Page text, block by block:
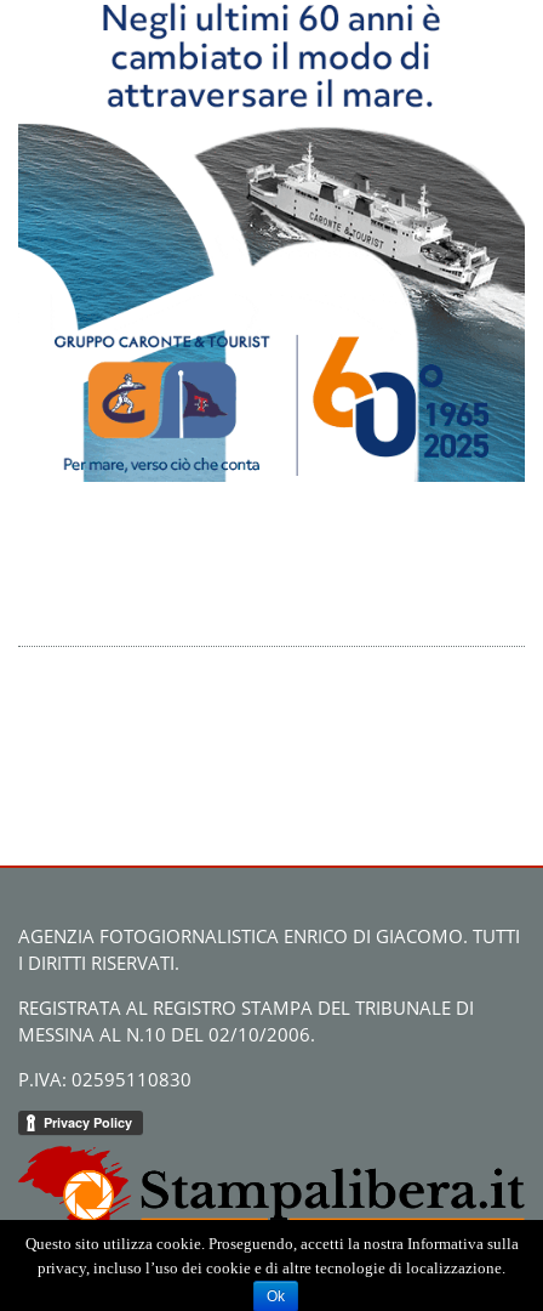
AGENZIA FOTOGIORNALISTICA ENRICO DI GIACOMO. TUTTI
I DIRITTI RISERVATI.
REGISTRATA AL REGISTRO STAMPA DEL TRIBUNALE DI
MESSINA AL N.10 DEL 02/10/2006.
P.IVA: 02595110830
Questo sito utilizza cookie. Proseguendo, accetti la nostra Informativa sulla
privacy, incluso l’uso dei cookie e di altre tecnologie di localizzazione.
Ok